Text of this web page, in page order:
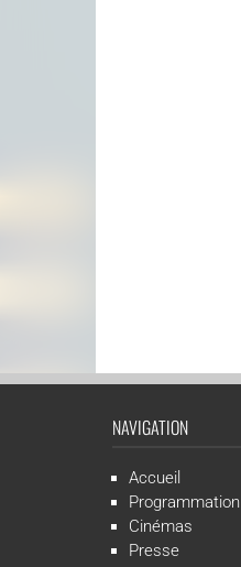
NAVIGATION
Accueil
Programmation
Cinémas
Presse